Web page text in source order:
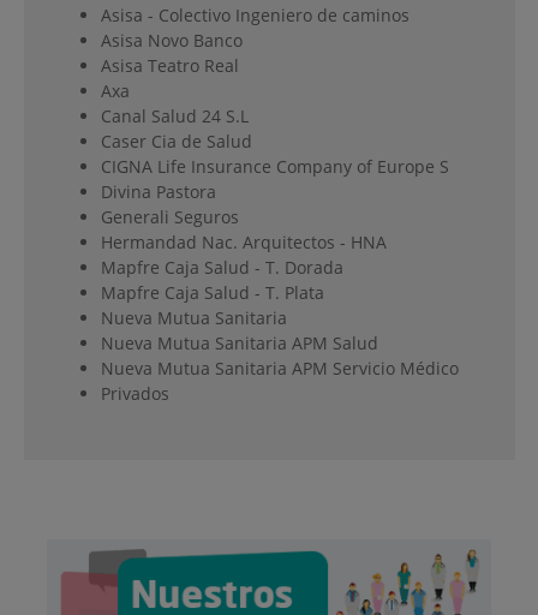
Asisa - Colectivo Ingeniero de caminos
Asisa Novo Banco
Asisa Teatro Real
Axa
Canal Salud 24 S.L
Caser Cia de Salud
CIGNA Life Insurance Company of Europe S
Divina Pastora
Generali Seguros
Hermandad Nac. Arquitectos - HNA
Mapfre Caja Salud - T. Dorada
Mapfre Caja Salud - T. Plata
Nueva Mutua Sanitaria
Nueva Mutua Sanitaria APM Salud
Nueva Mutua Sanitaria APM Servicio Médico
Privados